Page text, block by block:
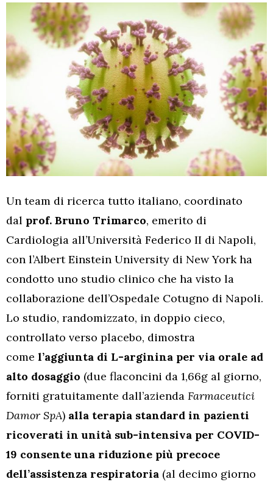
Un team di ricerca tutto italiano, coordinato
dal prof. Bruno Trimarco, emerito di
Cardiologia all’Università Federico II di Napoli,
con l’Albert Einstein University di New York ha
condotto uno studio clinico che ha visto la
collaborazione dell’Ospedale Cotugno di Napoli.
Lo studio, randomizzato, in doppio cieco,
controllato verso placebo, dimostra
come l’aggiunta di L-arginina per via orale ad
alto dosaggio (due flaconcini da 1,66g al giorno,
forniti gratuitamente dall’azienda Farmaceutici
Damor SpA) alla terapia standard in pazienti
ricoverati in unità sub-intensiva per COVID-
19 consente una riduzione più precoce
dell’assistenza respiratoria (al decimo giorno